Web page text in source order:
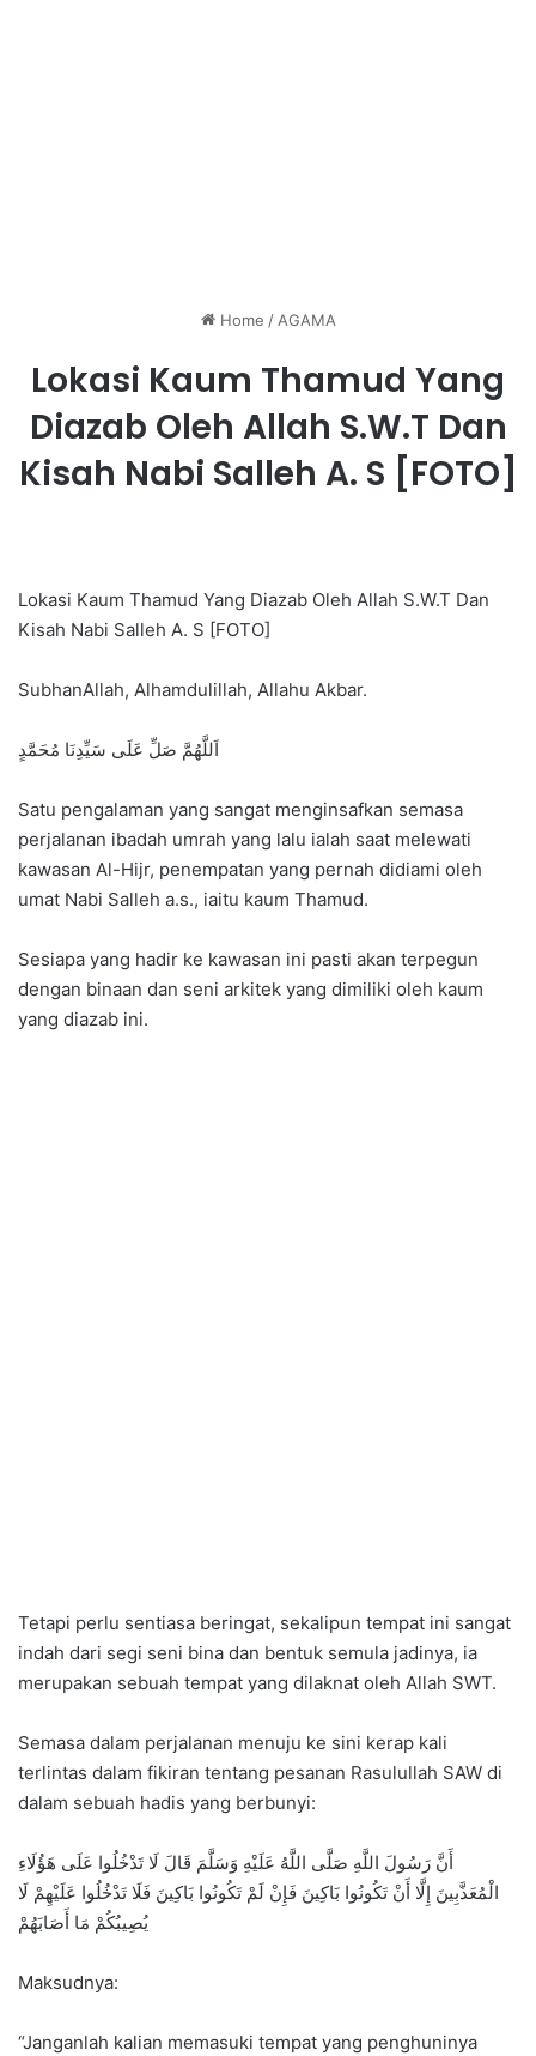
Home / AGAMA
Lokasi Kaum Thamud Yang
Diazab Oleh Allah S.W.T Dan
Kisah Nabi Salleh A. S [FOTO]
Lokasi Kaum Thamud Yang Diazab Oleh Allah S.W.T Dan
Kisah Nabi Salleh A. S [FOTO]
SubhanAllah, Alhamdulillah, Allahu Akbar.
اَللَّهُمَّ صَلِّ عَلَى سَيِّدِنَا مُحَمَّدٍ
Satu pengalaman yang sangat menginsafkan semasa
perjalanan ibadah umrah yang lalu ialah saat melewati
kawasan Al-Hijr, penempatan yang pernah didiami oleh
umat Nabi Salleh a.s., iaitu kaum Thamud.
Sesiapa yang hadir ke kawasan ini pasti akan terpegun
dengan binaan dan seni arkitek yang dimiliki oleh kaum
yang diazab ini.
Tetapi perlu sentiasa beringat, sekalipun tempat ini sangat
indah dari segi seni bina dan bentuk semula jadinya, ia
merupakan sebuah tempat yang dilaknat oleh Allah SWT.
Semasa dalam perjalanan menuju ke sini kerap kali
terlintas dalam fikiran tentang pesanan Rasulullah SAW di
dalam sebuah hadis yang berbunyi:
أَنَّ رَسُولَ اللَّهِ صَلَّى اللَّهُ عَلَيْهِ وَسَلَّمَ قَالَ لَا تَدْخُلُوا عَلَى هَؤُلَاءِ
الْمُعَذَّبِينَ إِلَّا أَنْ تَكُونُوا بَاكِينَ فَإِنْ لَمْ تَكُونُوا بَاكِينَ فَلَا تَدْخُلُوا عَلَيْهِمْ لَا
يُصِيبُكُمْ مَا أَصَابَهُمْ
Maksudnya:
“Janganlah kalian memasuki tempat yang penghuninya